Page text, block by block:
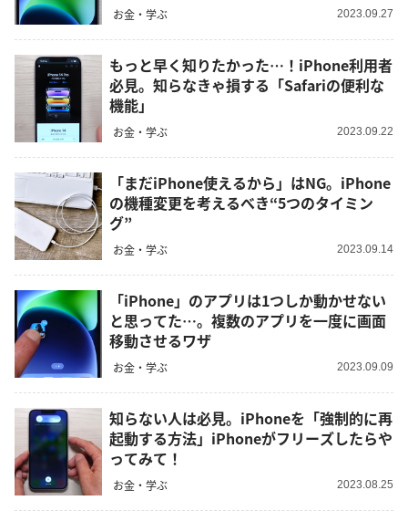
お金・学ぶ 2023.09.27
もっと早く知りたかった…！iPhone利用者
必見。知らなきゃ損する「Safariの便利な
機能」
お金・学ぶ 2023.09.22
「まだiPhone使えるから」はNG。iPhone
の機種変更を考えるべき“5つのタイミン
グ”
お金・学ぶ 2023.09.14
「iPhone」のアプリは1つしか動かせない
と思ってた…。複数のアプリを一度に画面
移動させるワザ
お金・学ぶ 2023.09.09
知らない人は必見。iPhoneを「強制的に再
起動する方法」iPhoneがフリーズしたらや
ってみて！
お金・学ぶ 2023.08.25